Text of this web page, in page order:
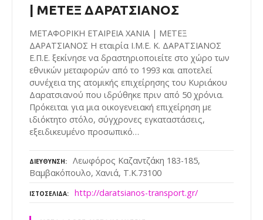
| ΜΕΤΕΞ ΔΑΡΑΤΣΙΑΝΟΣ
ΜΕΤΑΦΟΡΙΚΗ ΕΤΑΙΡΕΙΑ ΧΑΝΙΑ | ΜΕΤΕΞ
ΔΑΡΑΤΣΙΑΝΟΣ Η εταιρία Ι.Μ.Ε. Κ. ΔΑΡΑΤΣΙΑΝΟΣ
Ε.Π.Ε. ξεκίνησε να δραστηριοποιείτε στο χώρο των
εθνικών μεταφορών από το 1993 και αποτελεί
συνέχεια της ατομικής επιχείρησης του Κυριάκου
Δαρατσιανού που ιδρύθηκε πριν από 50 χρόνια.
Πρόκειται για μια οικογενειακή επιχείρηση με
ιδιόκτητο στόλο, σύγχρονες εγκαταστάσεις,
εξειδικευμένο προσωπικό…
ΔΙΕΎΘΥΝΣΗ
Λεωφόρος Καζαντζάκη 183-185,
Βαμβακόπουλο, Χανιά, Τ.Κ.73100
ΙΣΤΟΣΕΛΊΔΑ http://daratsianos-transport.gr/